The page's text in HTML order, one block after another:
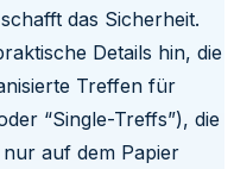
das Sicherheit.
Details hin, die
Treffen für
“Single-Treffs”), die
auf dem Papier